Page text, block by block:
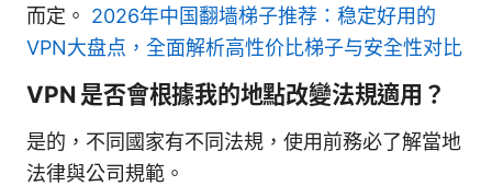
而定。 2026年中国翻墙梯子推荐：稳定好用的
VPN大盘点，全面解析高性价比梯子与安全性对比
VPN 是否會根據我的地點改變法規適用？
是的，不同國家有不同法規，使用前務必了解當地
法律與公司規範。